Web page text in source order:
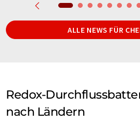
ALLE NEWS FÜR
Redox-
nach Ländern